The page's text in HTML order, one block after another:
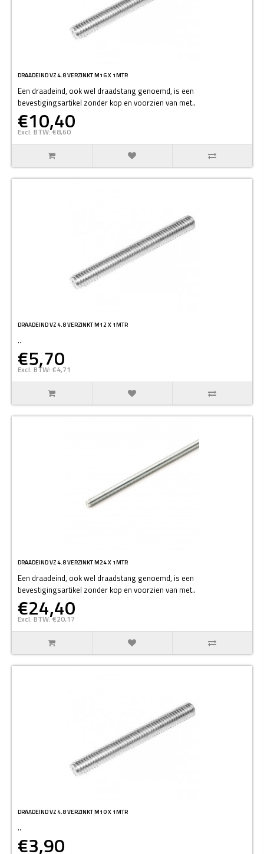
DRAADEIND VZ 4.8 VERZINKT M16 X 1MTR
Een draadeind, ook wel draadstang genoemd, is een
bevestigingsartikel zonder kop en voorzien van met..
€10,40
Excl. BTW: €8,60
DRAADEIND VZ 4.8 VERZINKT M12 X 1MTR
..
€5,70
Excl. BTW: €4,71
DRAADEIND VZ 4.8 VERZINKT M24 X 1MTR
Een draadeind, ook wel draadstang genoemd, is een
bevestigingsartikel zonder kop en voorzien van met..
€24,40
Excl. BTW: €20,17
DRAADEIND VZ 4.8 VERZINKT M10 X 1MTR
..
€3,90